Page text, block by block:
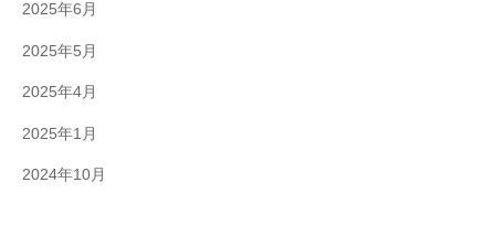
2025年6月
2025年5月
2025年4月
2025年1月
2024年10月